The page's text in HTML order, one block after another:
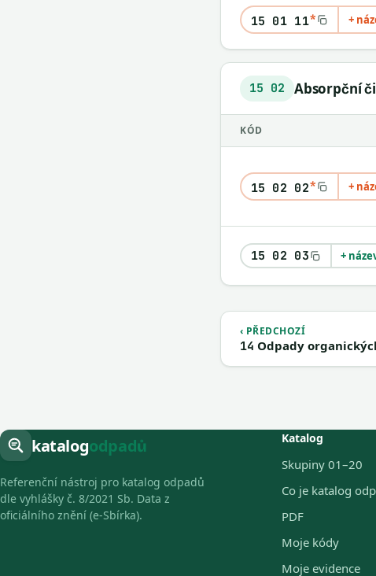
15 01 11* +
15 02 Absorpční
KÓD
15 02 02* +
15 02 03 +
‹ PŘEDCHOZÍ
14 Odpady
katalogodpadů
Referenční nástroj pro katalog odpadů
dle vyhlášky č. 8/2021 Sb. Data z
oficiálního znění (e-Sbírka).
Katalog
Skupiny 01–20
Co je katalog
PDF
Moje kódy
Moje evidence